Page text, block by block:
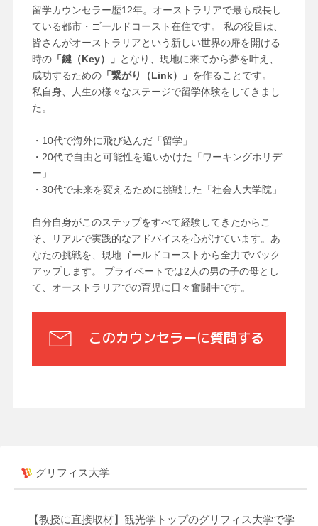
留学カウンセラー歴12年。オーストラリアで最も成長し
ている都市・ゴールドコースト在住です。 私の役目は、
皆さんがオーストラリアという新しい世界の扉を開ける
時の「鍵（Key）」 となり、現地に来てから夢を叶え、
成功するための「繋がり（Link）」 を作ることです。
私自身、人生の様々なステージで留学体験をしてきまし
た。
・10代で海外に飛び込んだ「留学」
・20代で自由と可能性を追いかけた「ワーキングホリデ
ー」
・30代で未来を変えるために挑戦した「社会人大学院」
自分自身がこのステップをすべて経験してきたからこ
そ、リアルで実践的なアドバイスを心がけています。あ
なたの挑戦を、現地ゴールドコーストから全力でバック
アップします。 プライベートでは2人の男の子の母とし
て、オーストラリアでの育児に日々奮闘中です。
このカウンセラーに質問する
グリフィス大学
【教授に直接取材】観光学トップのグリフィス大学で学